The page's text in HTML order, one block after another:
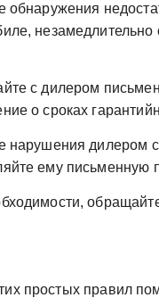
обнаружения
незамедлительно
с дилером
о сроках
нарушения дилером
ему письменную
простых правил